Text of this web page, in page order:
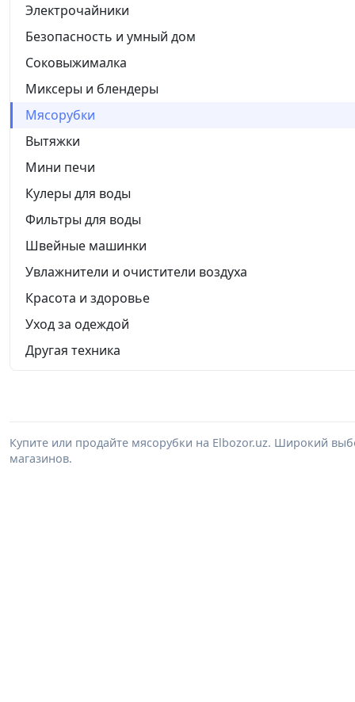
Электрочайники
Безопасность и умный дом
Соковыжималка
Миксеры и блендеры
Мясорубки
Вытяжки
Мини печи
Кулеры для воды
Фильтры для воды
Швейные машинки
Увлажнители и очистители воздуха
Красота и здоровье
Уход за одеждой
Другая техника
Купите или продайте мясорубки на Elbozor.uz. Широкий
магазинов.